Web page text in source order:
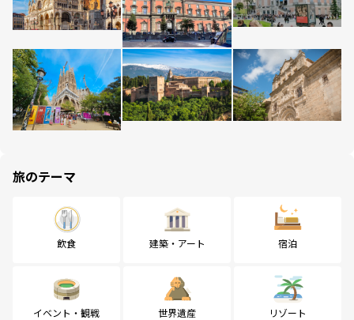
旅のテーマ
飲食 建築・アート 宿泊
イベント・観戦 世界遺産 リゾート